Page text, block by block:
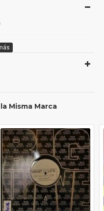
Misma Marca